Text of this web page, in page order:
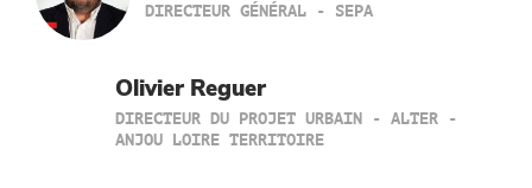
DIRECTEUR GÉNÉRAL - SEPA
Olivier Reguer
DIRECTEUR DU PROJET URBAIN - ALTER -
ANJOU LOIRE TERRITOIRE